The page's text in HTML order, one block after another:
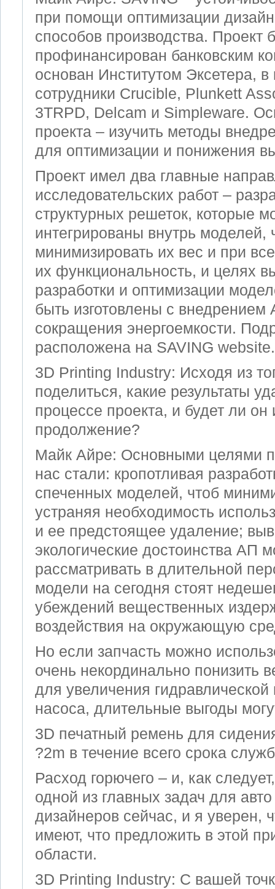
при помощи оптимизации
способов производства. Проект
профинансирован банковским
основан Институтом Эксетера,
сотрудники Crucible, Plunkett
3TRPD, Delcam и Simpleware.
проекта – изучить методы
для оптимизации и понижения
Проект имел два главные
исследовательских работ –
структурных решеток, которые
интегрированы внутрь моделей,
минимизировать их вес и при
их функциональность, и целях
разработки и оптимизации
быть изготовлены с внедрением
сокращения энергоемкости.
расположена на SAVING website.
3D Printing Industry: Исходя из
поделиться, какие результаты
процессе проекта, и будет ли он
продолжение?
Майк Айре: Основными целями
нас стали: кропотливая
спеченных моделей, чтоб
устраняя необходимость
и ее предстоящее удаление;
экологические достоинства AП
рассматривать в длительной
модели на сегодня стоят
убеждений вещественных
воздействия на окружающую
Но если запчасть можно
очень некординально понизить
для увеличения гидравлической
насоса, длительные выгоды
3D печатный ремень для
?2m в течение всего срока
Расход горючего – и, как
одной из главных задач для
дизайнеров сейчас, и я уверен,
имеют, что предложить в этой
области.
3D Printing Industry: С вашей